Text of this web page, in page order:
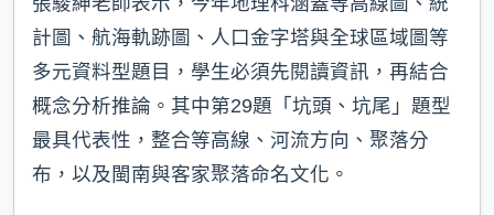
計圖、航海軌跡圖、人口金字塔與全球區域圖等
多元資料型題目，學生必須先閱讀資訊，再結合
概念分析推論。其中第29題「坑頭、坑尾」題型
最具代表性，整合等高線、河流方向、聚落分
布，以及閩南與客家聚落命名文化。